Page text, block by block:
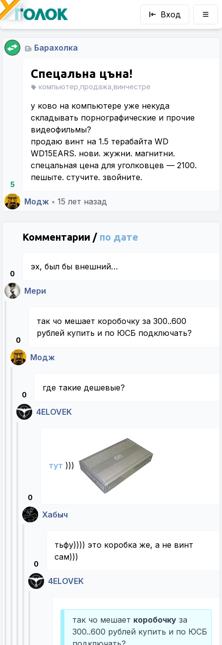
Вход
Барахолка
5
Спецальна цъна!
компьютер,продажа,винчестре
у ково на компьютере уже некуда
складывать порнографические и прочие
видеофильмы?
продаю винт на 1.5 терабайта WD
WD15EARS. нови. жужни. магнитни.
спецальная цена для уголковцев — 2100.
пешыте. стучите. звойните.
Модж • 15 лет назад
Комментарии / по дате
0
эх, был бы внешний…
Мери
0
так чо мешает коробочку за 300..600
рублей купить и по ЮСБ подключать?
Модж
0
где такие дешевые?
4ELOVEK
0
тут )))
Хабыч
0
тьфу)))) это коробка же, а не винт
сам)))
4ELOVEK
так чо мешает коробочку за
300..600 рублей купить и по ЮСБ